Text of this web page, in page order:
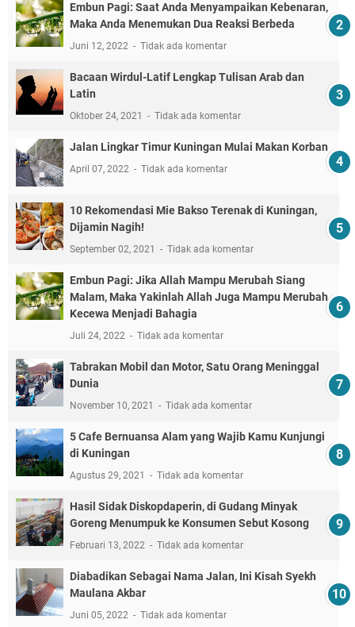
Embun Pagi: Saat Anda Menyampaikan Kebenaran,
Maka Anda Menemukan Dua Reaksi Berbeda
Juni 12, 2022 Tidak ada komentar
Bacaan Wirdul-Latif Lengkap Tulisan Arab dan
Latin
Oktober 24, 2021 Tidak ada komentar
Jalan Lingkar Timur Kuningan Mulai Makan Korban
April 07, 2022 Tidak ada komentar
10 Rekomendasi Mie Bakso Terenak di Kuningan,
Dijamin Nagih!
September 02, 2021 Tidak ada komentar
Embun Pagi: Jika Allah Mampu Merubah Siang
Malam, Maka Yakinlah Allah Juga Mampu Merubah
Kecewa Menjadi Bahagia
Juli 24, 2022 Tidak ada komentar
Tabrakan Mobil dan Motor, Satu Orang Meninggal
Dunia
November 10, 2021 Tidak ada komentar
5 Cafe Bernuansa Alam yang Wajib Kamu Kunjungi
di Kuningan
Agustus 29, 2021 Tidak ada komentar
Hasil Sidak Diskopdaperin, di Gudang Minyak
Goreng Menumpuk ke Konsumen Sebut Kosong
Februari 13, 2022 Tidak ada komentar
Diabadikan Sebagai Nama Jalan, Ini Kisah Syekh
Maulana Akbar
Juni 05, 2022 Tidak ada komentar